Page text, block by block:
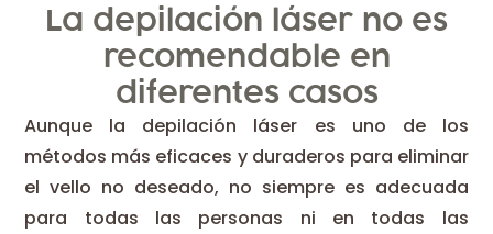
La depilación láser no es
recomendable en
diferentes casos
Aunque la depilación láser es uno de los
métodos más eficaces y duraderos para eliminar
el vello no deseado, no siempre es adecuada
para todas las personas ni en todas las